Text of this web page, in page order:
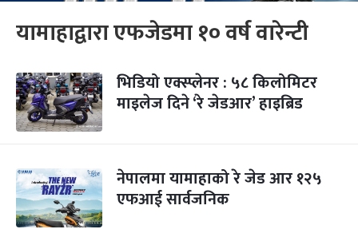
यामाहाद्वारा एफजेडमा १० वर्ष वारेन्टी
भिडियो एक्स्प्लेनर : ५८ किलोमिटर
माइलेज दिने ‘रे जेडआर’ हाइब्रिड
नेपालमा यामाहाको रे जेड आर १२५
एफआई सार्वजनिक